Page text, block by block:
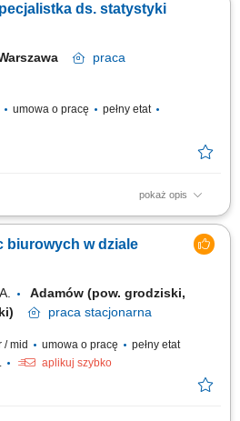
listą rezerwową. Kontakt z pacjentami
i przekazywanie informacji
ds. statystyki
praca
umowa o pracę
pełny etat
pokaż opis
na świadczenia opieki zdrowotnej, a
realizacji. Nadzorowanie prawidłowości
systemów informatycznych
płatników. Aktywne
biurowych w dziale
Adamów (pow. grodziski,
praca stacjonarna
/ mid umowa o pracę
pełny etat
aplikuj szybko